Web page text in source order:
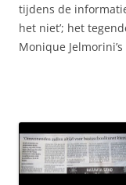
tijdens de
het niet’; het
Monique